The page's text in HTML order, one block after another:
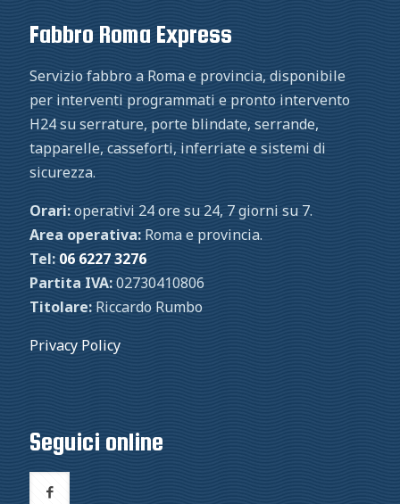
Fabbro Roma Express
Servizio fabbro a Roma e provincia, disponibile
per interventi programmati e pronto intervento
H24 su serrature, porte blindate, serrande,
tapparelle, casseforti, inferriate e sistemi di
sicurezza.
Orari:operativi 24 ore su 24, 7 giorni su 7.
Area operativa: Roma e provincia.
Tel: 06 6227 3276
Partita IVA:02730410806
Titolare: Riccardo Rumbo
Privacy Policy
Seguici online